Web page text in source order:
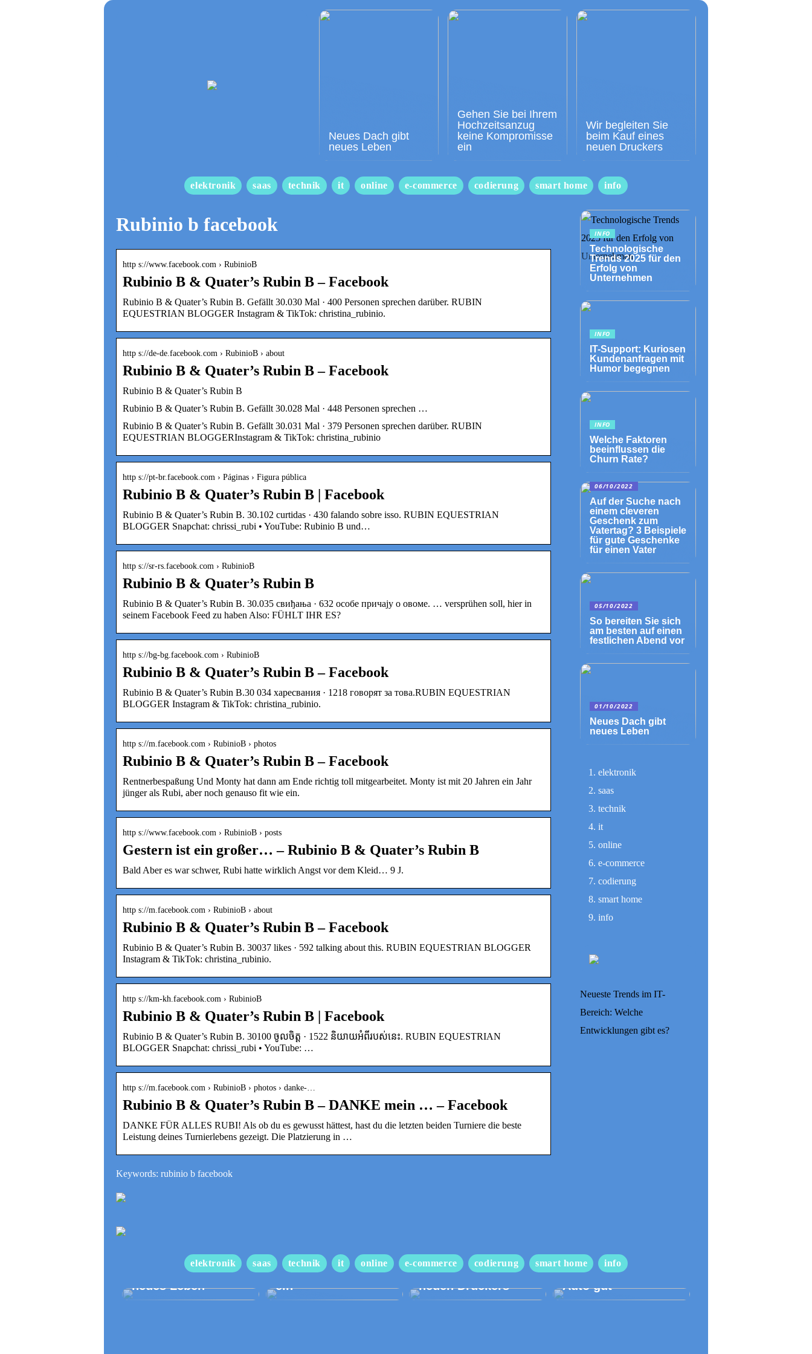
Neues Dach gibt
neues Leben
Gehen Sie bei Ihrem
Hochzeitsanzug
keine Kompromisse
ein
Wir begleiten Sie
beim Kauf eines
neuen Druckers
elektronik saas technik it online e-commerce codierung smart home info
Rubinio b facebook
http s://www.facebook.com › RubinioB
Rubinio B & Quater’s Rubin B – Facebook
Rubinio B & Quater’s Rubin B. Gefällt 30.030 Mal · 400 Personen sprechen darüber. RUBIN
EQUESTRIAN BLOGGER Instagram & TikTok: christina_rubinio.
http s://de-de.facebook.com › RubinioB › about
Rubinio B & Quater’s Rubin B – Facebook
Rubinio B & Quater’s Rubin B
Rubinio B & Quater’s Rubin B. Gefällt 30.028 Mal · 448 Personen sprechen …
Rubinio B & Quater’s Rubin B. Gefällt 30.031 Mal · 379 Personen sprechen darüber. RUBIN
EQUESTRIAN BLOGGERInstagram & TikTok: christina_rubinio
http s://pt-br.facebook.com › Páginas › Figura pública
Rubinio B & Quater’s Rubin B | Facebook
Rubinio B & Quater’s Rubin B. 30.102 curtidas · 430 falando sobre isso. RUBIN EQUESTRIAN
BLOGGER Snapchat: chrissi_rubi • YouTube: Rubinio B und…
http s://sr-rs.facebook.com › RubinioB
Rubinio B & Quater’s Rubin B
Rubinio B & Quater’s Rubin B. 30.035 свиђања · 632 особе причају о овоме. … versprühen soll, hier in
seinem Facebook Feed zu haben Also: FÜHLT IHR ES?
http s://bg-bg.facebook.com › RubinioB
Rubinio B & Quater’s Rubin B – Facebook
Rubinio B & Quater’s Rubin B.30 034 харесвания · 1218 говорят за това.RUBIN EQUESTRIAN
BLOGGER Instagram & TikTok: christina_rubinio.
http s://m.facebook.com › RubinioB › photos
Rubinio B & Quater’s Rubin B – Facebook
Rentnerbespaßung Und Monty hat dann am Ende richtig toll mitgearbeitet. Monty ist mit 20 Jahren ein Jahr
jünger als Rubi, aber noch genauso fit wie ein.
http s://www.facebook.com › RubinioB › posts
Gestern ist ein großer… – Rubinio B & Quater’s Rubin B
Bald Aber es war schwer, Rubi hatte wirklich Angst vor dem Kleid… 9 J.
http s://m.facebook.com › RubinioB › about
Rubinio B & Quater’s Rubin B – Facebook
Rubinio B & Quater’s Rubin B. 30037 likes · 592 talking about this. RUBIN EQUESTRIAN BLOGGER
Instagram & TikTok: christina_rubinio.
http s://km-kh.facebook.com › RubinioB
Rubinio B & Quater’s Rubin B | Facebook
Rubinio B & Quater’s Rubin B. 30100 ចូលចិត្ត · 1522 និយាយអំពីរបស់នេះ. RUBIN EQUESTRIAN
BLOGGER Snapchat: chrissi_rubi • YouTube: …
http s://m.facebook.com › RubinioB › photos › danke-…
Rubinio B & Quater’s Rubin B – DANKE mein … – Facebook
DANKE FÜR ALLES RUBI! Als ob du es gewusst hättest, hast du die letzten beiden Turniere die beste
Leistung deines Turnierlebens gezeigt. Die Platzierung in …
Keywords: rubinio b facebook
INFO
Technologische
Trends 2025 für den
Erfolg von
Unternehmen
INFO
IT-Support: Kuriosen
Kundenanfragen mit
Humor begegnen
INFO
Welche Faktoren
beeinflussen die
Churn Rate?
06/10/2022
Auf der Suche nach
einem cleveren
Geschenk zum
Vatertag? 3 Beispiele
für gute Geschenke
für einen Vater
05/10/2022
So bereiten Sie sich
am besten auf einen
festlichen Abend vor
01/10/2022
Neues Dach gibt
neues Leben
elektronik
saas
technik
it
online
e-commerce
codierung
smart home
info
Neueste Trends im IT-
Bereich: Welche
Entwicklungen gibt es?
elektronik saas technik it online e-commerce codierung smart home info
Neues Dach gibt
neues Leben
Hochzeitsanzug
keine Kompromisse
ein
Wir begleiten Sie
beim Kauf eines
neuen Druckers
So pflegen Sie Ihr
Auto gut